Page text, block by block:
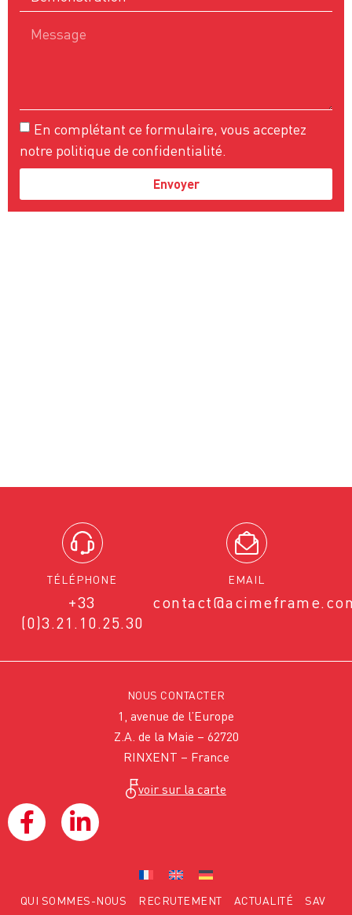
En complétant ce formulaire, vous acceptez
notre politique de confidentialité.
Envoyer
TÉLÉPHONE
+33
(0)3.21.10.25.30
EMAIL
NOUS CONTACTER
1, avenue de l’Europe
Z.A. de la Maie – 62720
RINXENT – France
voir sur la carte
QUI SOMMES-NOUS RECRUTEMENT ACTUALITÉ
SAV